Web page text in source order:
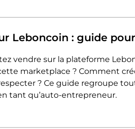
Leboncoin : guide
vendre sur la plateforme
marketplace ? Comment
? Ce guide regroupe
tant qu’auto-entrepreneur.